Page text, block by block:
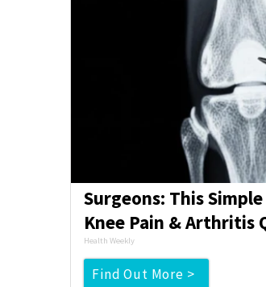
Surgeons: This
Knee Pain & Arthritis
Health Weekly
Find Out More >